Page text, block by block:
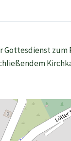
Gottesdienst